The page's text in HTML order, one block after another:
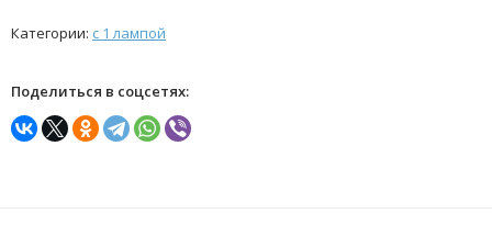
Категории: с 1 лампой
Поделиться в соцсетях: